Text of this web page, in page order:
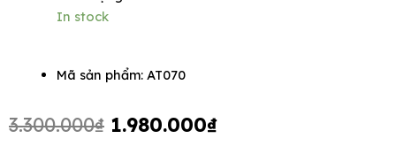
In stock
Mã sản phẩm: AT070
3.300.000₫ Original
1.980.000₫Current